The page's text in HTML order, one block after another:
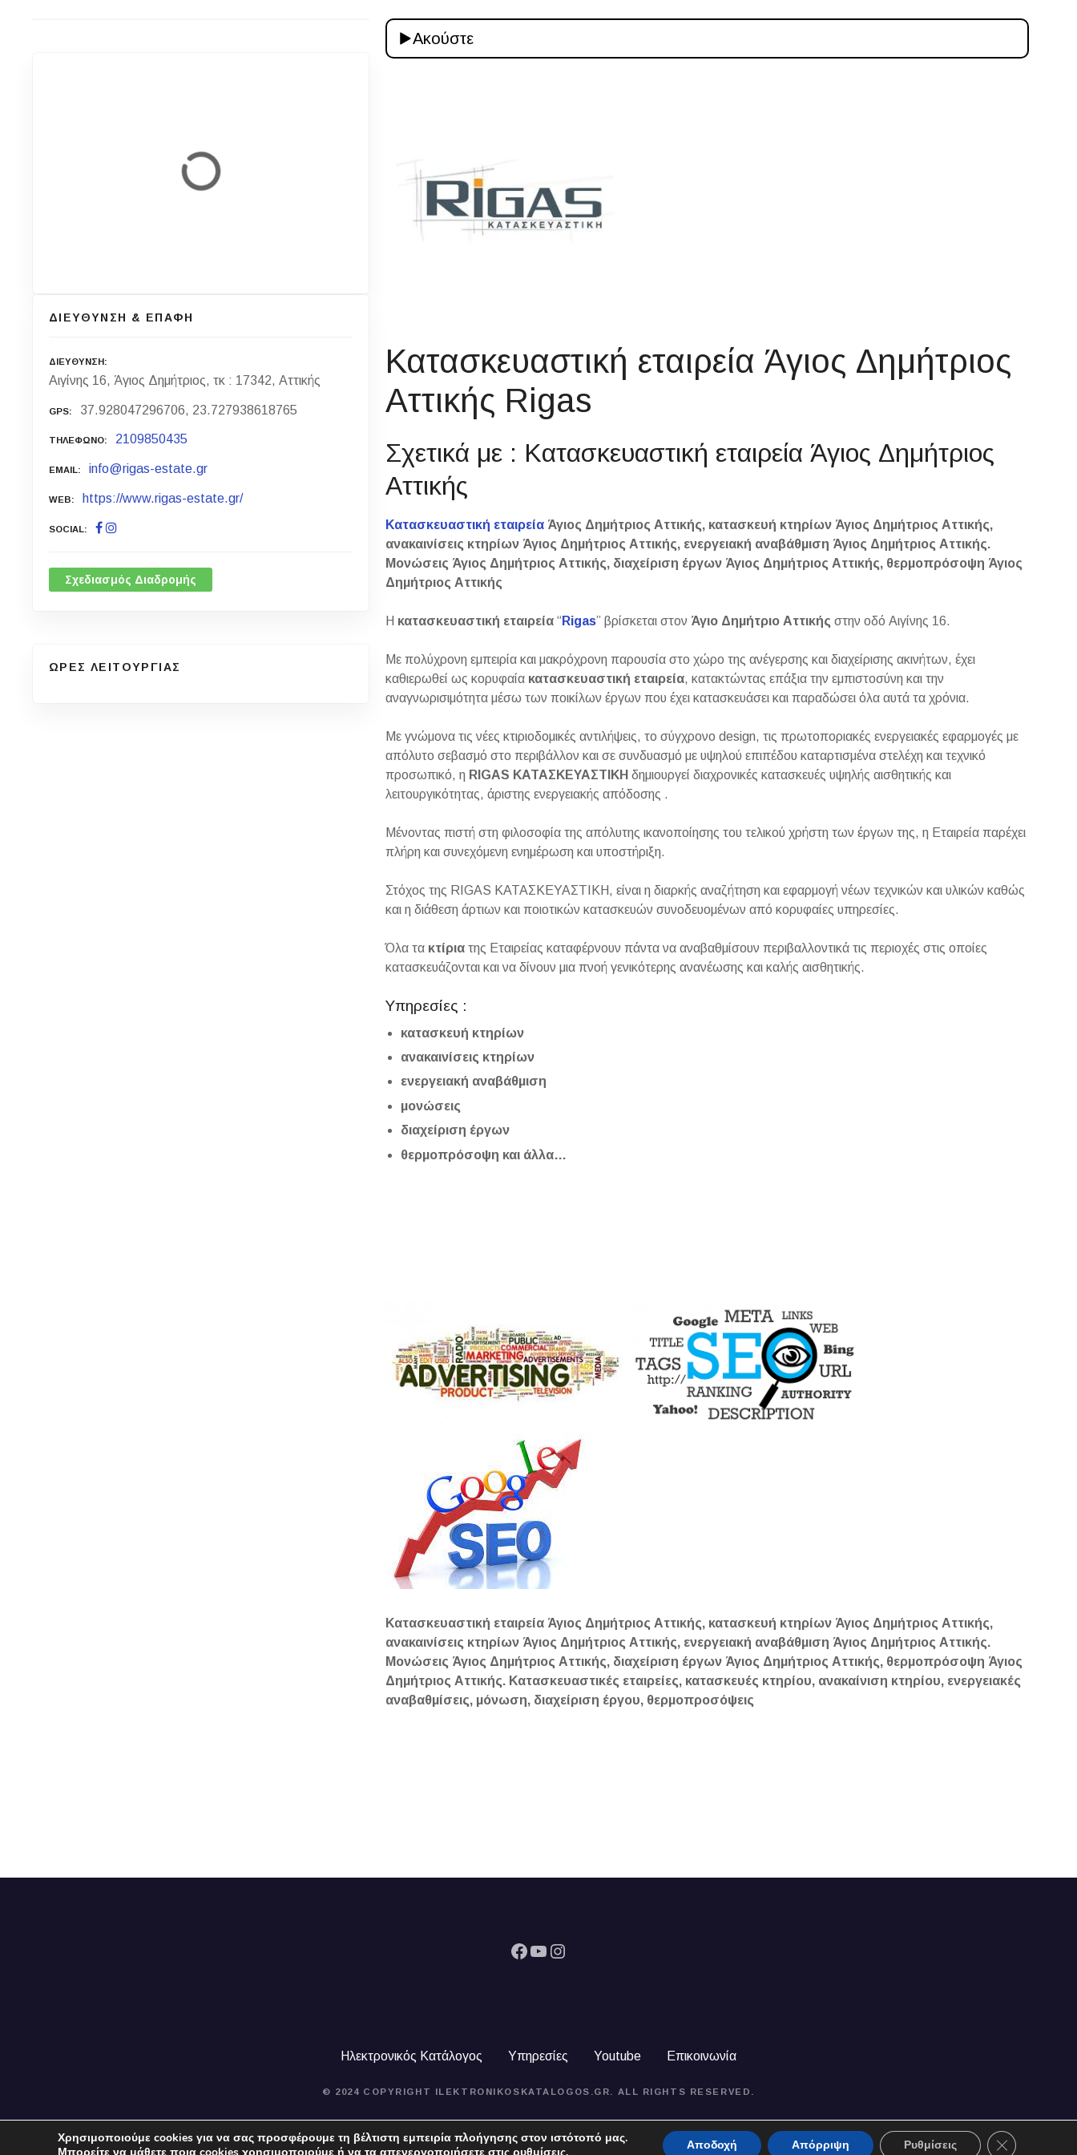
ΔΙΕΥΘΥΝΣΗ & ΕΠΑΦΗ
ΔΙΕΥΘΥΝΣΗ
Αιγίνης 16, Άγιος Δημήτριος, τκ : 17342, Αττικής
GPS 37.928047296706, 23.727938618765
ΤΗΛΕΦΩΝΟ 2109850435
EMAIL info@rigas-estate.gr
WEB https://www.rigas-estate.gr/
SOCIAL
Σχεδιασμός Διαδρομής
ΩΡΕΣ ΛΕΙΤΟΥΡΓΙΑΣ
Ακούστε
Κατασκευαστική εταιρεία Άγιος Δημήτριος
Αττικής Rigas
Σχετικά με : Κατασκευαστική εταιρεία Άγιος Δημήτριος
Αττικής
Κατασκευαστική εταιρεία Άγιος Δημήτριος Αττικής, κατασκευή κτηρίων Άγιος Δημήτριος Αττικής,
ανακαινίσεις κτηρίων Άγιος Δημήτριος Αττικής, ενεργειακή αναβάθμιση Άγιος Δημήτριος Αττικής.
Μονώσεις Άγιος Δημήτριος Αττικής, διαχείριση έργων Άγιος Δημήτριος Αττικής, θερμοπρόσοψη Άγιος
Δημήτριος Αττικής
Η κατασκευαστική εταιρεία “ Rigas” βρίσκεται στον Άγιο Δημήτριο Αττικής στην οδό Αιγίνης 16.
Με πολύχρονη εμπειρία και μακρόχρονη παρουσία στο χώρο της ανέγερσης και διαχείρισης ακινήτων, έχει
καθιερωθεί ως κορυφαία κατασκευαστική εταιρεία, κατακτώντας επάξια την εμπιστοσύνη και την
αναγνωρισιμότητα μέσω των ποικίλων έργων που έχει κατασκευάσει και παραδώσει όλα αυτά τα χρόνια.
Με γνώμονα τις νέες κτιριοδομικές αντιλήψεις, το σύγχρονο design, τις πρωτοποριακές ενεργειακές εφαρμογές με
απόλυτο σεβασμό στο περιβάλλον και σε συνδυασμό με υψηλού επιπέδου καταρτισμένα στελέχη και τεχνικό
προσωπικό, η RIGAS ΚΑΤΑΣΚΕΥΑΣΤΙΚΗ δημιουργεί διαχρονικές κατασκευές υψηλής αισθητικής και
λειτουργικότητας, άριστης ενεργειακής απόδοσης .
Μένοντας πιστή στη φιλοσοφία της απόλυτης ικανοποίησης του τελικού χρήστη των έργων της, η Εταιρεία παρέχει
πλήρη και συνεχόμενη ενημέρωση και υποστήριξη.
Στόχος της RIGAS ΚΑΤΑΣΚΕΥΑΣΤΙΚΗ, είναι η διαρκής αναζήτηση και εφαρμογή νέων τεχνικών και υλικών καθώς
και η διάθεση άρτιων και ποιοτικών κατασκευών συνοδευομένων από κορυφαίες υπηρεσίες.
Όλα τα κτίρια της Εταιρείας καταφέρνουν πάντα να αναβαθμίσουν περιβαλλοντικά τις περιοχές στις οποίες
κατασκευάζονται και να δίνουν μια πνοή γενικότερης ανανέωσης και καλής αισθητικής.
Υπηρεσίες :
κατασκευή κτηρίων
ανακαινίσεις κτηρίων
ενεργειακή αναβάθμιση
μονώσεις
διαχείριση έργων
θερμοπρόσοψη και άλλα…
Κατασκευαστική εταιρεία Άγιος Δημήτριος Αττικής, κατασκευή κτηρίων Άγιος Δημήτριος Αττικής,
ανακαινίσεις κτηρίων Άγιος Δημήτριος Αττικής, ενεργειακή αναβάθμιση Άγιος Δημήτριος Αττικής.
Μονώσεις Άγιος Δημήτριος Αττικής, διαχείριση έργων Άγιος Δημήτριος Αττικής, θερμοπρόσοψη Άγιος
Δημήτριος Αττικής. Κατασκευαστικές εταιρείες, κατασκευές κτηρίου, ανακαίνιση κτηρίου, ενεργειακές
αναβαθμίσεις, μόνωση, διαχείριση έργου, θερμοπροσόψεις
Facebook YouTube Instagram
Ηλεκτρονικός Κατάλογος Υπηρεσίες Youtube Επικοινωνία
© 2024 COPYRIGHT ILEKTRONIKOSKATALOGOS.GR. ALL RIGHTS RESERVED.
Χρησιμοποιούμε cookies για να σας προσφέρουμε τη βέλτιστη εμπειρία πλοήγησης στον ιστότοπό μας.
Αποδοχή Απόρριψη Ρυθμίσεις Close GDPR